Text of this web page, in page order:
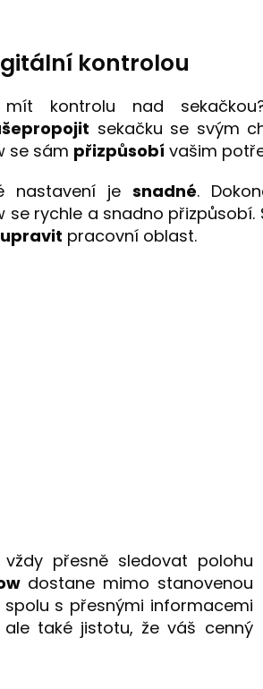
kontrolou
mít kontrolu nad
propojit sekačku se svým
se sám přizpůsobí vašim
nastavení je snadné.
se rychle a snadno
upravit pracovní oblast.
vždy přesně sledovat polohu
dostane mimo stanovenou
spolu s přesnými informacemi
ale také jistotu, že váš cenný